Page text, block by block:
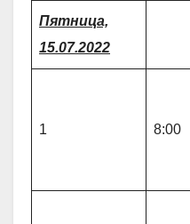
Пятница,
15.07.2022
1 8:00